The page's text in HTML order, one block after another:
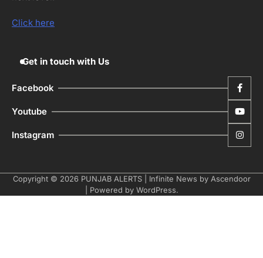
Click here
Get in touch with Us
Facebook
Youtube
Instagram
Copyright © 2026 PUNJAB ALERTS| Infinite News by Ascendoor
| Powered by WordPress.